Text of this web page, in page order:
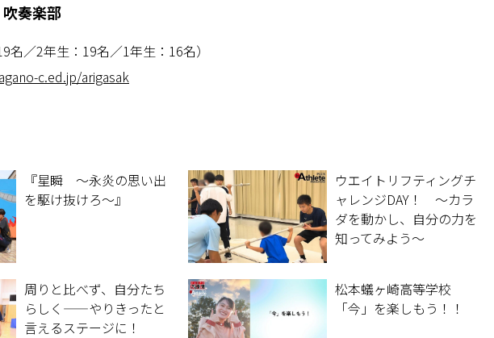
奏楽部
／2年生：19名／1年生：16名）
c.ed.jp/arigasak
『星瞬 〜永炎の思い出
を駆け抜けろ〜』
ウエイトリフティングチ
ャレンジDAY！ 〜カラ
ダを動かし、自分の力を
知ってみよう〜
周りと比べず、自分たち
らしく——やりきったと
言えるステージに！
松本蟻ヶ崎高等学校
「今」を楽しもう！！